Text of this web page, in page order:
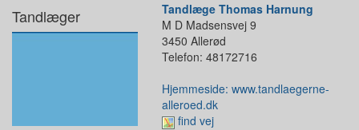
Tandlæger
Tandlæge Thomas Harnung
M D Madsensvej 9
3450 Allerød
Telefon: 48172716
Hjemmeside: www.tandlaegerne-
alleroed.dk
find vej